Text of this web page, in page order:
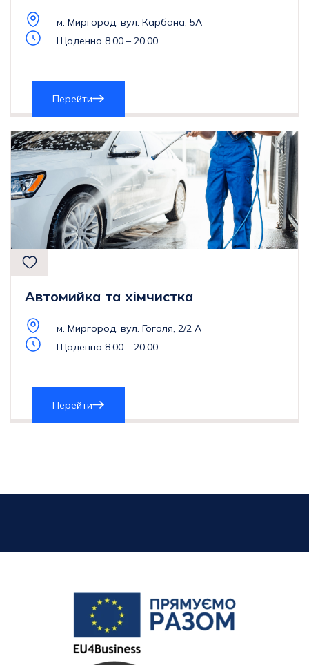
м. Миргород, вул. Карбана, 5А
Щоденно 8.00 – 20.00
Перейти
Автомийка та хімчистка
м. Миргород, вул. Гоголя, 2/2 А
Щоденно 8.00 – 20.00
Перейти